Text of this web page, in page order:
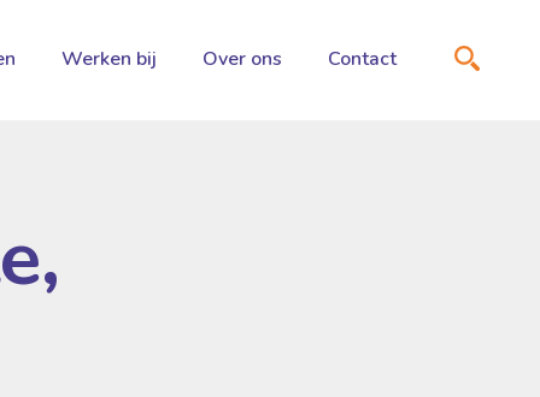
Werken bij Over ons Contact